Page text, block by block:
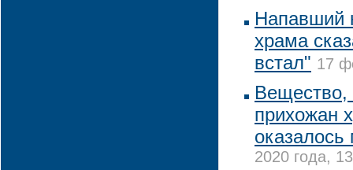
Напавший
храма
встал" 17
Вещество,
прихожан
оказалось
2020 года,